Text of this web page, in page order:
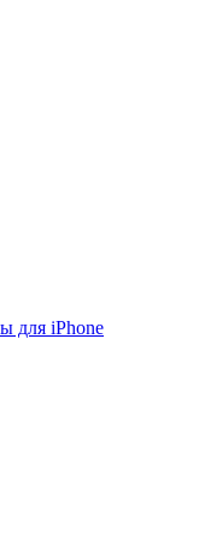
для iPhone